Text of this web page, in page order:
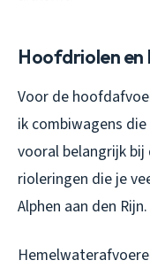
Hoofdriolen
Voor de
ik combiwagens
vooral belangrijk bij
rioleringen die je
Alphen aan den Rijn.